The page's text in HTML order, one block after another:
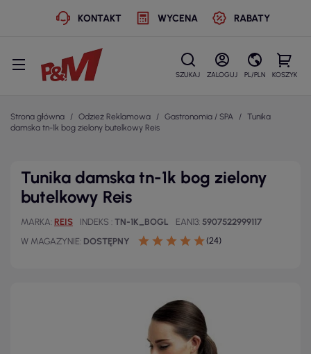
KONTAKT WYCENA RABATY
SZUKAJ ZALOGUJ PL/PLN KOSZYK
Strona główna Odzież Reklamowa Gastronomia / SPA
Tunika
damska tn-1k bog zielony butelkowy Reis
Tunika damska tn-1k bog zielony
butelkowy Reis
MARKA REIS INDEKS TN-1K_BOGL EAN13 5907522999117
W MAGAZYNIE DOSTĘPNY (24)